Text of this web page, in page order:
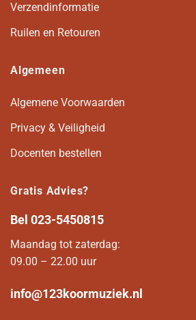
Verzendinformatie
Ruilen en Retouren
Algemeen
Algemene Voorwaarden
Privacy & Veiligheid
Docenten bestellen
Gratis Advies?
Bel 023-5450815
Maandag tot zaterdag:
09.00 – 22.00 uur
info@123koormuziek.nl